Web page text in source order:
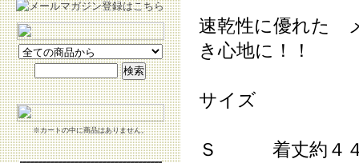
※カートの中に商品はありません。
速乾性に優れた
き心地に！！
サイズ
Ｓ 着丈約４４